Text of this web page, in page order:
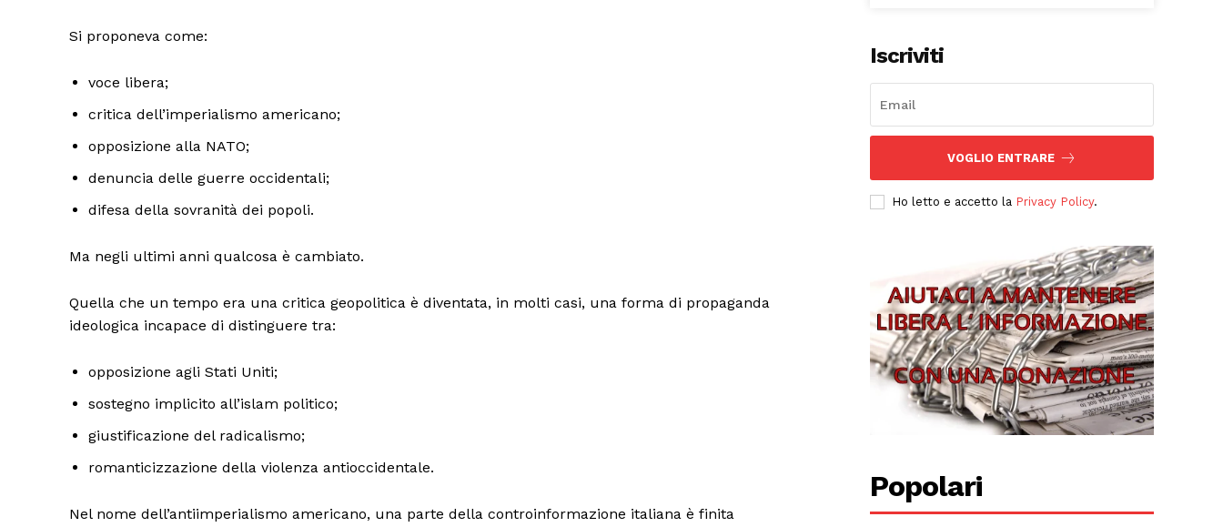
Si proponeva come:
voce libera;
critica dell’imperialismo americano;
opposizione alla NATO;
denuncia delle guerre occidentali;
difesa della sovranità dei popoli.
Ma negli ultimi anni qualcosa è cambiato.
Quella che un tempo era una critica geopolitica è diventata, in molti casi, una forma di propaganda
ideologica incapace di distinguere tra:
opposizione agli Stati Uniti;
sostegno implicito all’islam politico;
giustificazione del radicalismo;
romanticizzazione della violenza antioccidentale.
Nel nome dell’antiimperialismo americano, una parte della controinformazione italiana è finita
Iscriviti
VOGLIO ENTRARE
Ho letto e accetto la Privacy Policy.
Popolari